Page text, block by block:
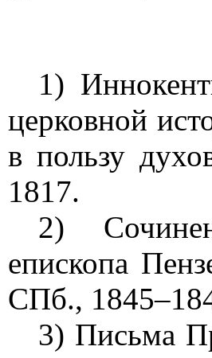
1)
церковной
в пользу
1817.
2)
епископа
СПб.,
3) Письма